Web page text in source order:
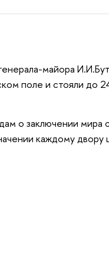
майора
поле и стояли до
о заключении мира
каждому двору